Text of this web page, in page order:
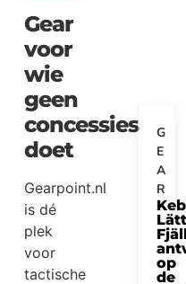
Gear
voor
wie
geen
concessies
doet
Gearpoint.nl
is dé
plek
voor
tactische
G
E
A
R
Keb
op
de